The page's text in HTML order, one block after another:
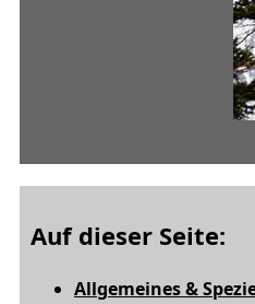
Auf dieser Seite:
Allgemeines &